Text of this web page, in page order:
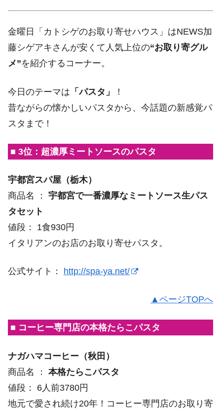
金曜日「カトシゲのお取り寄せハウス」はNEWS加
藤シゲアキさんが安くて人気上位の“お取り寄グル
メ”を紹介するコーナー。
今日のテーマは 「パスタ」
！
昔ながらの懐かしいパスタから、今話題の新感覚パ
スタまで！
■ 3位：超濃厚ミートソースのパスタ
宇都宮スパ屋（栃木）
商品名 ： 宇都宮で一番濃厚なミートソース生パス
タセット
値段： 1食930円
イタリアンのお店のお取り寄せパスタ。
公式サイト： http://spa-ya.net/
▲ページTOPへ
■ コーヒー専門店の本格たらこパスタ
ナガハマコーヒー（秋田）
商品名 ： 本格たらこパスタ
値段： 6人前3780円
地元で愛され続け20年！コーヒー専門店のお取り寄